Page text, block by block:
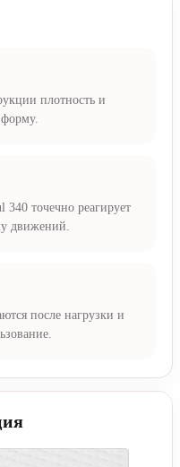
плотность и
точечно реагирует
движений.
после нагрузки и